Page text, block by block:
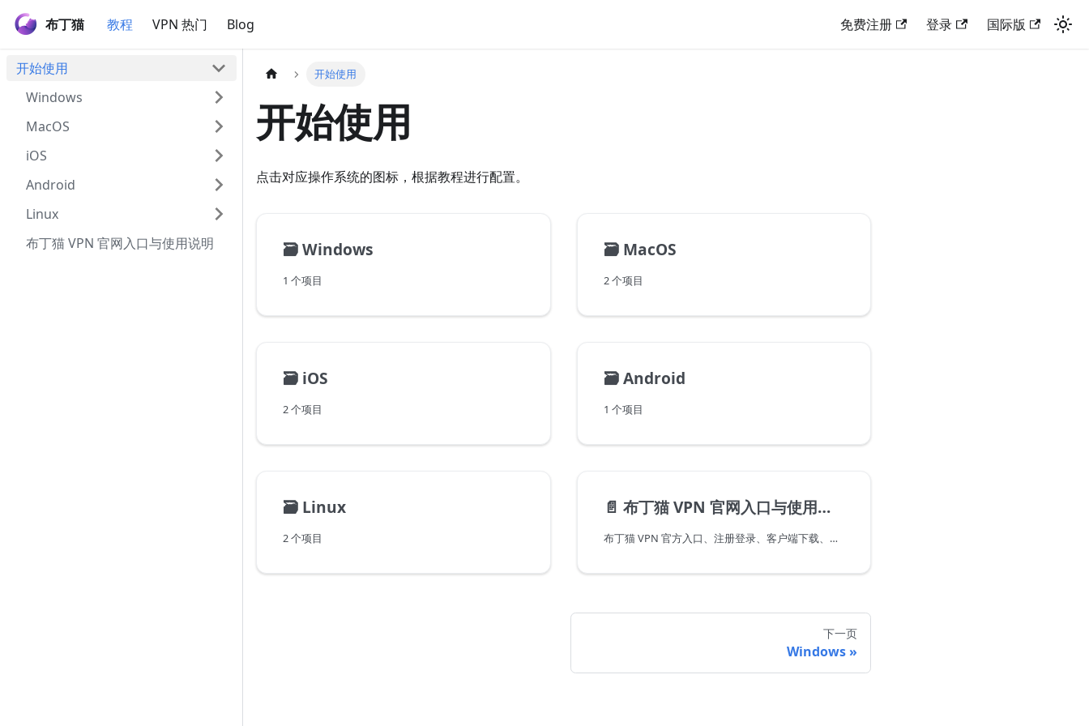
布丁猫 教程 VPN 热门 Blog 免费注册 登录 国际版
开始使用
Windows
MacOS
iOS
Android
Linux
布丁猫 VPN 官网入口与使用说明
开始使用
开始使用
点击对应操作系统的图标，根据教程进行配置。
🗃️Windows
1 个项目
🗃️ MacOS
2 个项目
🗃️ iOS
2 个项目
🗃️ Android
1 个项目
🗃️ Linux
2 个项目
📄️ 布丁猫 VPN 官网入口与使用说明
布丁猫 VPN 官方入口、注册登录、客户端下载、订阅导入和 Clash、Shadowrocket、Karing、FlClash 等客户端配置说明。
下一页
Windows